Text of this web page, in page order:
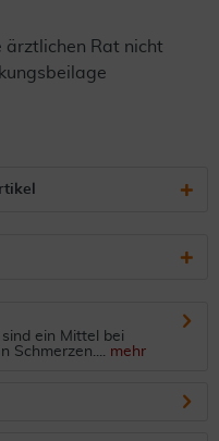
ärztlichen Rat nicht
ein Mittel bei
Schmerzen.... mehr